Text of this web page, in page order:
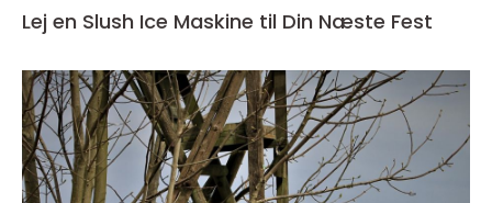
Lej en Slush Ice Maskine til Din Næste Fest